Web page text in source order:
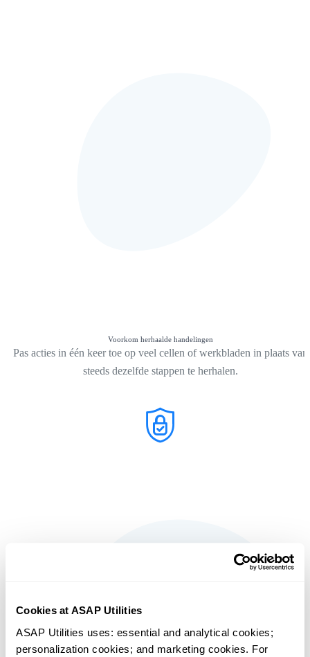
Cookies at ASAP Utilities
ASAP Utilities uses: essential and analytical cookies;
personalization cookies; and marketing cookies. For
Voorkom herhaalde handelingen
Pas acties in één keer toe op veel cellen of werkbladen in plaats van
steeds dezelfde stappen te herhalen.